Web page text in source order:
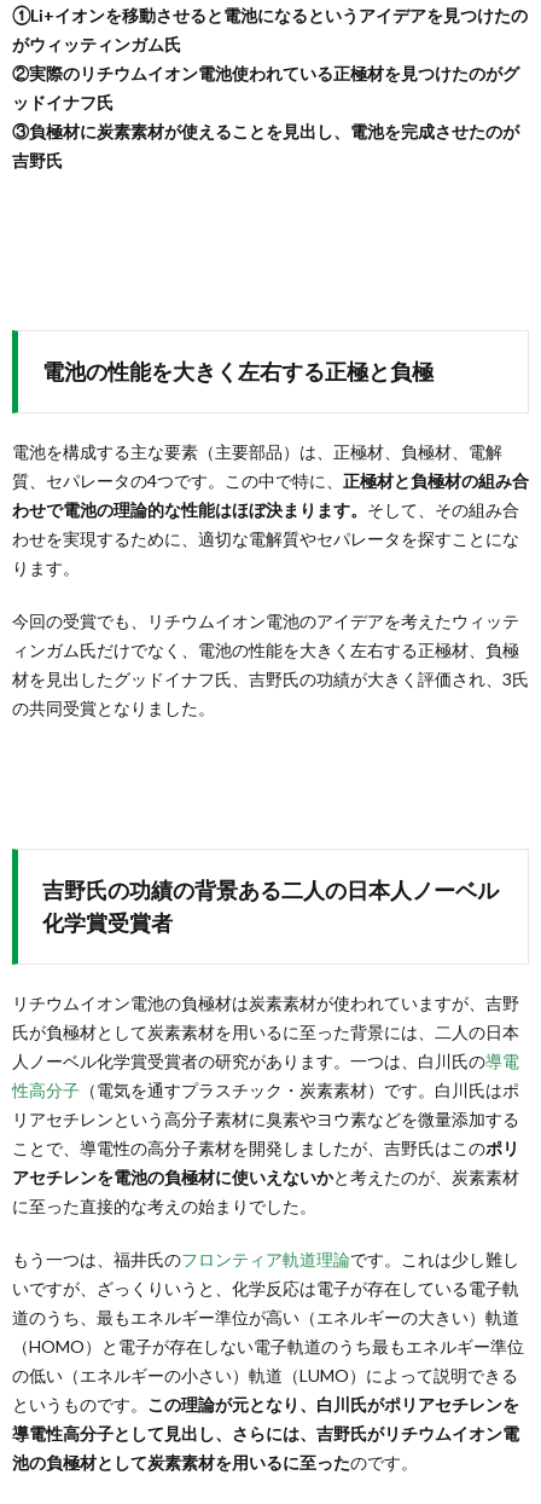
①Li+イオンを移動させると電池になるというアイデアを見つけたの
がウィッティンガム氏
②実際のリチウムイオン電池使われている正極材を見つけたのがグ
ッドイナフ氏
③負極材に炭素素材が使えることを見出し、電池を完成させたのが
吉野氏
電池の性能を大きく左右する正極と負極
電池を構成する主な要素（主要部品）は、正極材、負極材、電解
質、セパレータの4つです。この中で特に、 正極材と負極材の組み合
わせで電池の理論的な性能はほぼ決まります。 そして、その組み合
わせを実現するために、適切な電解質やセパレータを探すことにな
ります。
今回の受賞でも、リチウムイオン電池のアイデアを考えたウィッテ
ィンガム氏だけでなく、電池の性能を大きく左右する正極材、負極
材を見出したグッドイナフ氏、吉野氏の功績が大きく評価され、3氏
の共同受賞となりました。
吉野氏の功績の背景ある二人の日本人ノーベル
化学賞受賞者
リチウムイオン電池の負極材は炭素素材が使われていますが、吉野
氏が負極材として炭素素材を用いるに至った背景には、二人の日本
人ノーベル化学賞受賞者の研究があります。一つは、白川氏の導電
性高分子 （電気を通すプラスチック・炭素素材）です。白川氏はポ
リアセチレンという高分子素材に臭素やヨウ素などを微量添加する
ことで、導電性の高分子素材を開発しましたが、吉野氏はこのポリ
アセチレンを電池の負極材に使いえないかと考えたのが、炭素素材
に至った直接的な考えの始まりでした。
もう一つは、福井氏のフロンティア軌道理論です。これは少し難し
いですが、ざっくりいうと、化学反応は電子が存在している電子軌
道のうち、最もエネルギー準位が高い（エネルギーの大きい）軌道
（HOMO）と電子が存在しない電子軌道のうち最もエネルギー準位
の低い（エネルギーの小さい）軌道（LUMO）によって説明できる
というものです。 この理論が元となり、白川氏がポリアセチレンを
導電性高分子として見出し、さらには、吉野氏がリチウムイオン電
池の負極材として炭素素材を用いるに至ったのです。